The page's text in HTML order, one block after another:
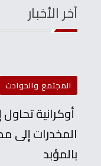
آخر الأخبار
المجتمع والحوادث
أوكرانية
المخدرات إلى
بالمؤبد